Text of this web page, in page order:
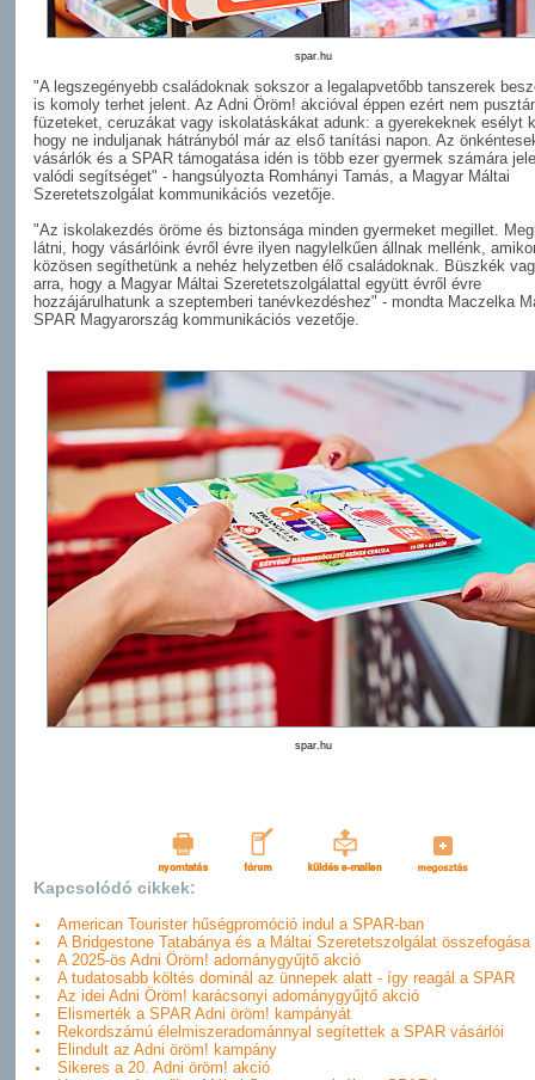
spar.hu
"A legszegényebb családoknak sokszor a legalapvetőbb tanszerek
is komoly terhet jelent. Az Adni Öröm! akcióval éppen ezért nem
füzeteket, ceruzákat vagy iskolatáskákat adunk: a gyerekeknek esélyt
hogy ne induljanak hátrányból már az első tanítási napon. Az
vásárlók és a SPAR támogatása idén is több ezer gyermek számára
valódi segítséget" - hangsúlyozta Romhányi Tamás, a Magyar Máltai
Szeretetszolgálat kommunikációs vezetője.
"Az iskolakezdés öröme és biztonsága minden gyermeket megillet.
látni, hogy vásárlóink évről évre ilyen nagylelkűen állnak mellénk,
közösen segíthetünk a nehéz helyzetben élő családoknak. Büszkék
arra, hogy a Magyar Máltai Szeretetszolgálattal együtt évről évre
hozzájárulhatunk a szeptemberi tanévkezdéshez" - mondta Maczelka
SPAR Magyarország kommunikációs vezetője.
spar.hu
Kapcsolódó cikkek:
American Tourister hűségpromóció indul a SPAR-ban
A Bridgestone Tatabánya és a Máltai Szeretetszolgálat összefogása
A 2025-ös Adni Öröm! adománygyűjtő akció
A tudatosabb költés dominál az ünnepek alatt - így reagál a SPAR
Az idei Adni Öröm! karácsonyi adománygyűjtő akció
Elismerték a SPAR Adni öröm! kampányát
Rekordszámú élelmiszeradománnyal segítettek a SPAR vásárlói
Elindult az Adni öröm! kampány
Sikeres a 20. Adni öröm! akció